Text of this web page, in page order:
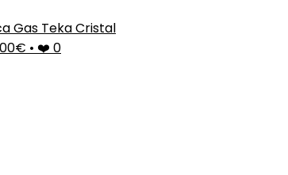
Gas Teka Cristal
• ❤️ 0